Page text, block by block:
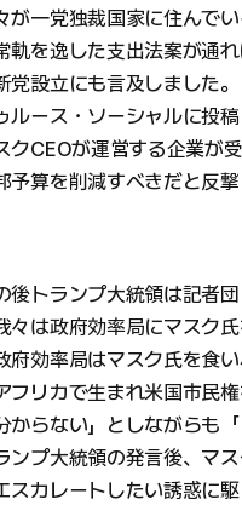
が一党独裁国家に住んで
軌を逸した支出法案が通
党設立にも言及しました
ルース・ソーシャルに投稿
クCEOが運営する企業が
予算を削減すべきだと反撃
後トランプ大統領は記者
々は政府効率局にマスク
府効率局はマスク氏を食
フリカで生まれ米国市民
からない」としながらも
ンプ大統領の発言後、マ
スカレートしたい誘惑に